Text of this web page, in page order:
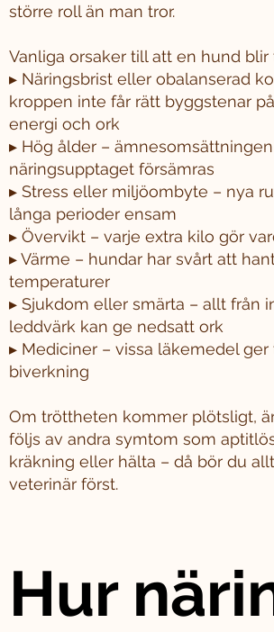
större roll än man tror.
Vanliga orsaker till att en hund blir
▸ Näringsbrist eller obalanserad
kroppen inte får rätt byggstenar
energi och ork
▸ Hög ålder –
näringsupptaget försämras
▸ Stress eller miljöombyte – nya
långa perioder ensam
▸ Övervikt – varje extra kilo gör
▸ Värme – hundar har svårt att
temperaturer
▸ Sjukdom eller smärta – allt från
leddvärk kan ge nedsatt ork
▸ Mediciner – vissa läkemedel
biverkning
Om tröttheten kommer plötsligt,
följs av andra symtom som
kräkning eller hälta – då bör du
veterinär först.
Hur